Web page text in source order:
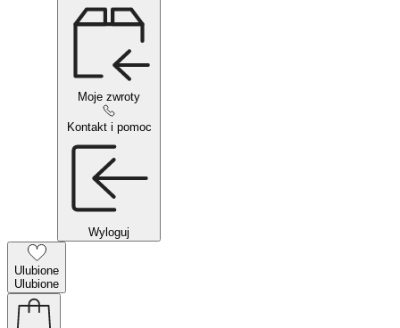
Moje zwroty
Kontakt i pomoc
Wyloguj
Ulubione
Ulubione